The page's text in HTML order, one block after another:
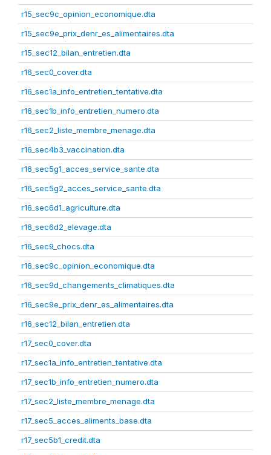
r15_sec9c_opinion_economique.dta
r15_sec9e_prix_denr_es_alimentaires.dta
r15_sec12_bilan_entretien.dta
r16_sec0_cover.dta
r16_sec1a_info_entretien_tentative.dta
r16_sec1b_info_entretien_numero.dta
r16_sec2_liste_membre_menage.dta
r16_sec4b3_vaccination.dta
r16_sec5g1_acces_service_sante.dta
r16_sec5g2_acces_service_sante.dta
r16_sec6d1_agriculture.dta
r16_sec6d2_elevage.dta
r16_sec9_chocs.dta
r16_sec9c_opinion_economique.dta
r16_sec9d_changements_climatiques.dta
r16_sec9e_prix_denr_es_alimentaires.dta
r16_sec12_bilan_entretien.dta
r17_sec0_cover.dta
r17_sec1a_info_entretien_tentative.dta
r17_sec1b_info_entretien_numero.dta
r17_sec2_liste_membre_menage.dta
r17_sec5_acces_aliments_base.dta
r17_sec5b1_credit.dta